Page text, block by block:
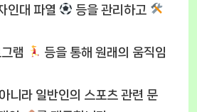
인대 파열
등을 관리하고
그램
등을 통해 원래의 움직임
니라 일반인의 스포츠 관련 문